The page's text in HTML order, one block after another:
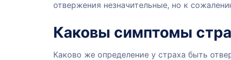
отвержения незначительные, но к
Каковы симптомы
Каково же определение у страха быть